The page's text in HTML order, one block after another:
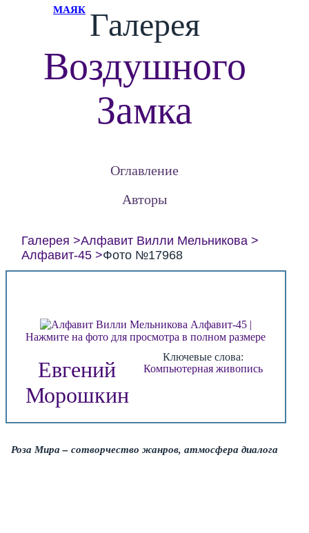
МАЯК Галерея
Воздушного
Замка
Оглавление
Авторы
Галерея
Алфавит Вилли Мельникова
Алфавит-45
Фото №17968
Нажмите на фото для просмотра в полном размере
Евгений
Морошкин
Ключевые слова:
Компьютерная живопись
Роза Мира – сотворчество жанров, атмосфера диалога